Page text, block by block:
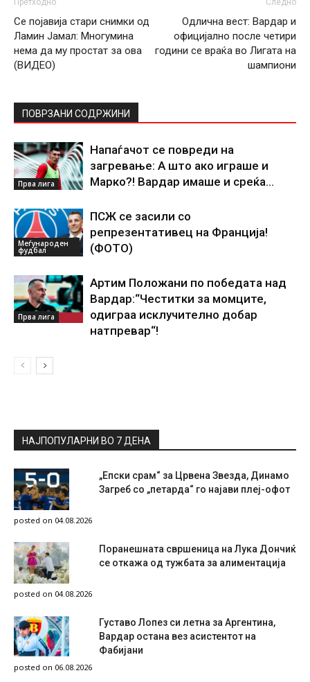
Претходно
Се појавија стари снимки од
Ламин Јамал: Многумина
нема да му простат за ова
(ВИДЕО)
Следно
Одлична вест: Вардар и
официјално после четири
години се враќа во Лигата на
шампиони
ПОВРЗАНИ СОДРЖИНИ
Прва лига
Напаѓачот се повреди на
загревање: А што ако играше и
Марко?! Вардар имаше и среќа…
Меѓународен
фудбал
ПСЖ се засили со
репрезентативец на Франција!
(ФОТО)
Прва лига
Артим Положани по победата над
Вардар:“Честитки за момците,
одиграа исклучително добар
натпревар“!
НАЈПОПУЛАРНИ ВО 7 ДЕНА
„Епски срам“ за Црвена Звезда, Динамо
Загреб со „петарда“ го најави плеј-офот
posted on 04.08.2026
Поранешната свршеница на Лука Дончиќ
се откажа од тужбата за алиментација
posted on 04.08.2026
Густаво Лопез си летна за Аргентина,
Вардар остана вез асистентот на
Фабијани
posted on 06.08.2026